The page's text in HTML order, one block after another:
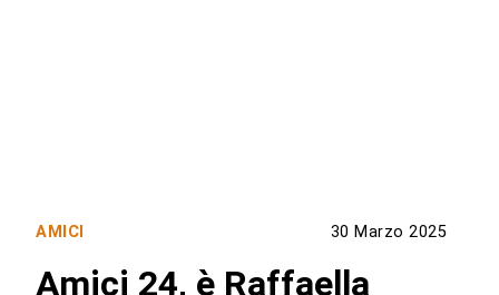
AMICI 30 Marzo 2025
Amici 24, è Raffaella